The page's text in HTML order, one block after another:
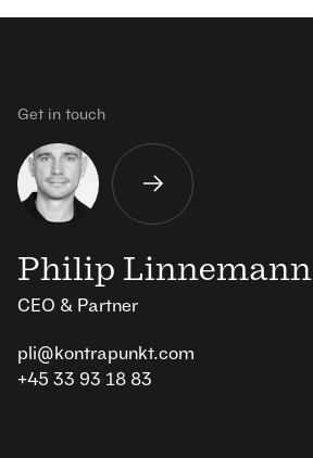
Get in touch
Philip Linnemann
CEO & Partner
pli@kontrapunkt.com
+45 33 93 18 83